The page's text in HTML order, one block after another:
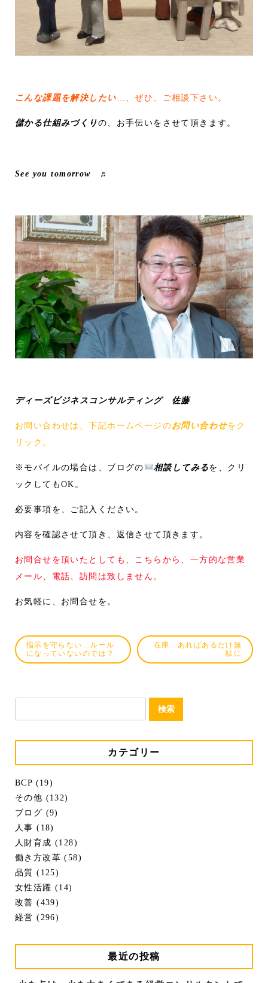
こんな課題を解決したい…、ぜひ、ご相談下さい。
儲かる仕組みづくりの、お手伝いをさせて頂きます。
See you tomorrow ♬
ディーズビジネスコンサルティング 佐藤
お問い合わせは、下記ホームページのお問い合わせをク
リック。
※モバイルの場合は、ブログの 相談してみるを、クリ
ックしてもOK。
必要事項を、ご記入ください。
内容を確認させて頂き、返信させて頂きます。
お問合せを頂いたとしても、こちらから、一方的な営業
メール、電話、訪問は致しません。
お気軽に、お問合せを。
指示を守らない…ルール
になっていないのでは？
在庫…あればあるだけ無
駄に
カテゴリー
BCP (19)
その他 (132)
ブログ (9)
人事 (18)
人財育成 (128)
働き方改革 (58)
品質 (125)
女性活躍 (14)
改善 (439)
経営 (296)
最近の投稿